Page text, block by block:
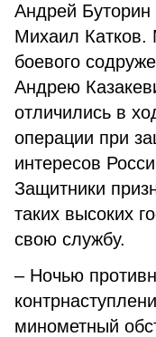
Андрей Буторин
Михаил Катков.
боевого
Андрею
отличились в
операции при
интересов
Защитники
таких высоких
свою службу.
– Ночью
минометный